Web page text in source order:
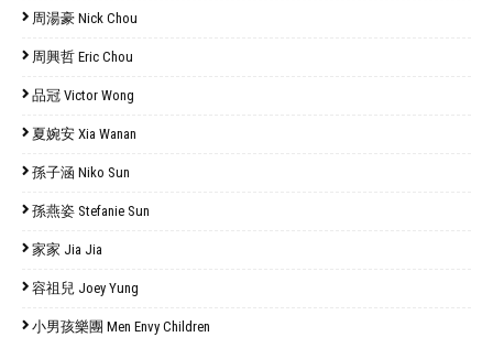
周湯豪 Nick Chou
周興哲 Eric Chou
品冠 Victor Wong
夏婉安 Xia Wanan
孫子涵 Niko Sun
孫燕姿 Stefanie Sun
家家 Jia Jia
容祖兒 Joey Yung
小男孩樂團 Men Envy Children